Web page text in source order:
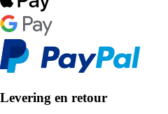
Levering en retour